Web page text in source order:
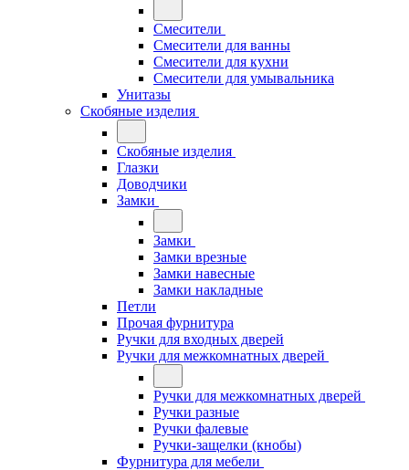
Смесители
Смесители для ванны
Смесители для кухни
Смесители для умывальника
Унитазы
Скобяные изделия
Скобяные изделия
Глазки
Доводчики
Замки
Замки
Замки врезные
Замки навесные
Замки накладные
Петли
Прочая фурнитура
Ручки для входных дверей
Ручки для межкомнатных дверей
Ручки для межкомнатных дверей
Ручки разные
Ручки фалевые
Ручки-защелки (кнобы)
Фурнитура для мебели